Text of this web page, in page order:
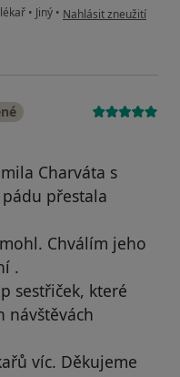
• Jiný • podle názoru uživatele
Nahlásit zneužití
Charváta s
přestala
Chválím jeho
.
sestřiček, které
návštěvách
víc. Děkujeme